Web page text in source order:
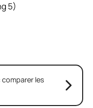
5)
les